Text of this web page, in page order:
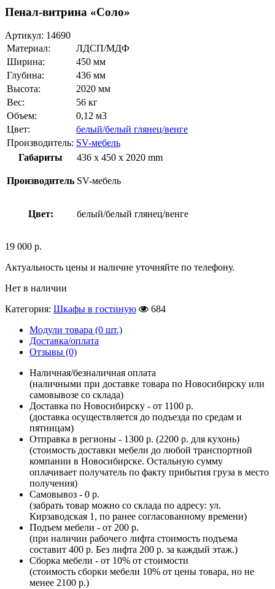
Пенал-витрина «Соло»
Артикул: 14690
Материал:
ЛДСП/МДФ
Ширина:
450 мм
Глубина:
436 мм
Высота:
2020 мм
Вес:
56 кг
Объем:
0,12 м3
Цвет:
белый/белый глянец/венге
Производитель: SV-мебель
Габариты
436 x 450 x 2020 mm
Производитель SV-мебель
Цвет: белый/белый глянец/венге
19 000 р.
Актуальность цены и наличие уточняйте по телефону.
Нет в наличии
Категория: Шкафы в гостиную
684
Модули товара (0 шт.)
Доставка/оплата
Отзывы (0)
Наличная/безналичная оплата
(наличными при доставке товара по Новосибирску или
самовывозе со склада)
Доставка по Новосибирску - от 1100 р.
(доставка осуществляется до подъезда по средам и
пятницам)
Отправка в регионы - 1300 р. (2200 р. для кухонь)
(стоимость доставки мебели до любой транспортной
компании в Новосибирске. Остальную сумму
оплачивает получатель по факту прибытия груза в место
получения)
Самовывоз - 0 р.
(забрать товар можно со склада по адресу: ул.
Кирзаводская 1, по ранее согласованному времени)
Подъем мебели - от 200 р.
(при наличии рабочего лифта стоимость подъема
составит 400 р. Без лифта 200 р. за каждый этаж.)
Сборка мебели - от 10% от стоимости
(стоимость сборки мебели 10% от цены товара, но не
менее 2100 р.)